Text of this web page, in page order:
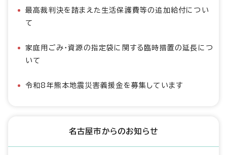
最高裁判決を踏まえた生活保護費等の追加給付につい
て
家庭用ごみ・資源の指定袋に関する臨時措置の延長につ
いて
令和8年熊本地震災害義援金を募集しています
名古屋市からのお知らせ